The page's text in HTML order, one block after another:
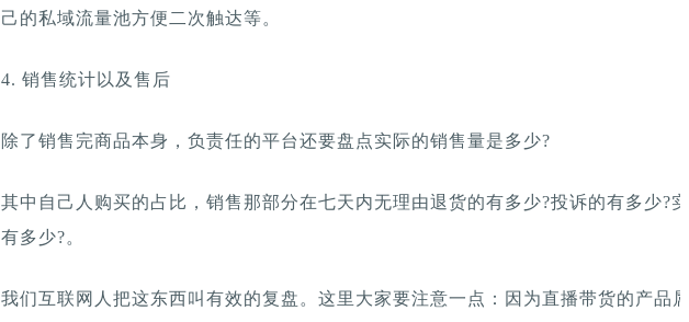
己的私域流量池方便二次触达等。
4. 销售统计以及售后
除了销售完商品本身，负责任的平台还要盘点实际的销售量是多少?
其中自己人购买的占比，销售那部分在七天内无理由退货的有多少?投诉的有多少?
有多少?。
我们互联网人把这东西叫有效的复盘。这里大家要注意一点：因为直播带货的产品